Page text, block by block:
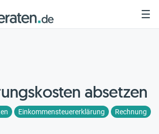
☰
absetzen
Einkommensteuererklärung Rechnung